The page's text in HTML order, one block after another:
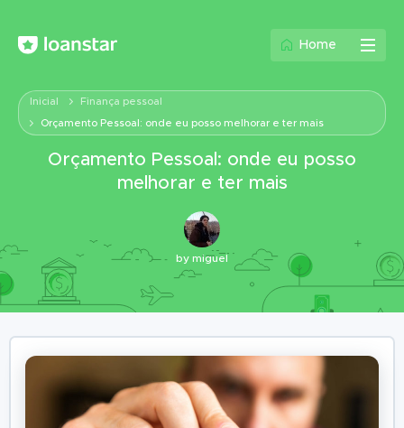
Home
Inicial Finança pessoal
Orçamento Pessoal: onde eu posso melhorar e ter mais
Orçamento Pessoal: onde eu posso
melhorar e ter mais
by miguel